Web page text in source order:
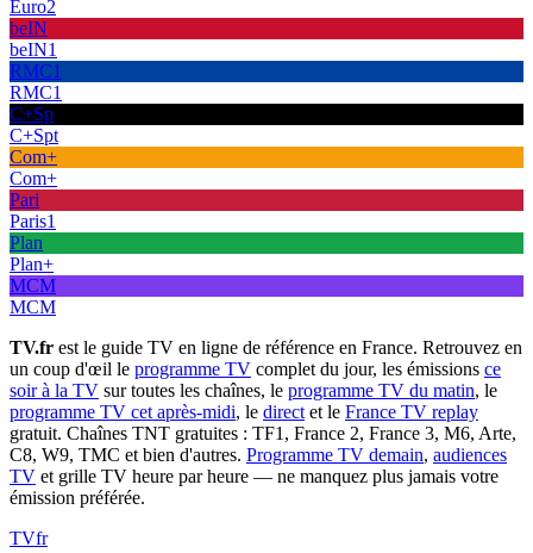
Euro2
beIN
beIN1
RMC1
RMC1
C+Sp
C+Spt
Com+
Com+
Pari
Paris1
Plan
Plan+
MCM
MCM
TV.fr est le guide TV en ligne de référence en France. Retrouvez en
un coup d'œil le programme TV complet du jour, les émissions ce
soir à la TV sur toutes les chaînes, le programme TV du matin, le
programme TV cet après-midi, le direct et le France TV replay
gratuit. Chaînes TNT gratuites : TF1, France 2, France 3, M6, Arte,
C8, W9, TMC et bien d'autres. Programme TV demain, audiences
TV et grille TV heure par heure — ne manquez plus jamais votre
émission préférée.
TVfr